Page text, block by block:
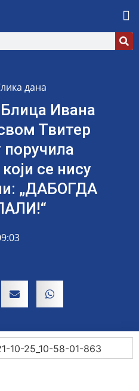
дана
Ивана
Твитер
се нису
„ДАБОГДА